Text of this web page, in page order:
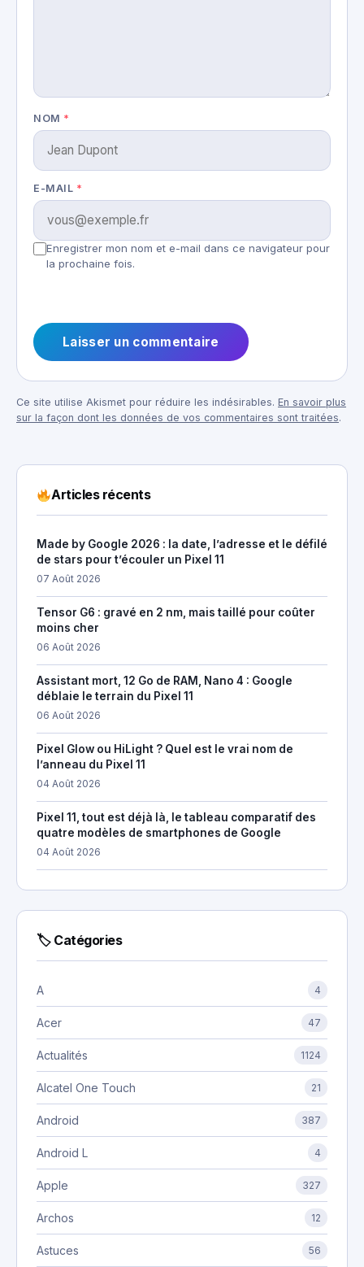
NOM *
E-MAIL *
Enregistrer mon nom et e-mail dans ce navigateur pour
la prochaine fois.
Ce site utilise Akismet pour réduire les indésirables. En savoir plus
sur la façon dont les données de vos commentaires sont traitées.
Articles récents
Made by Google 2026 : la date, l’adresse et le défilé
de stars pour t’écouler un Pixel 11
07 Août 2026
Tensor G6 : gravé en 2 nm, mais taillé pour coûter
moins cher
06 Août 2026
Assistant mort, 12 Go de RAM, Nano 4 : Google
déblaie le terrain du Pixel 11
06 Août 2026
Pixel Glow ou HiLight ? Quel est le vrai nom de
l’anneau du Pixel 11
04 Août 2026
Pixel 11, tout est déjà là, le tableau comparatif des
quatre modèles de smartphones de Google
04 Août 2026
🏷 Catégories
A 4
Acer 47
Actualités 1124
Alcatel One Touch 21
Android 387
Android L 4
Apple 327
Archos 12
Astuces 56